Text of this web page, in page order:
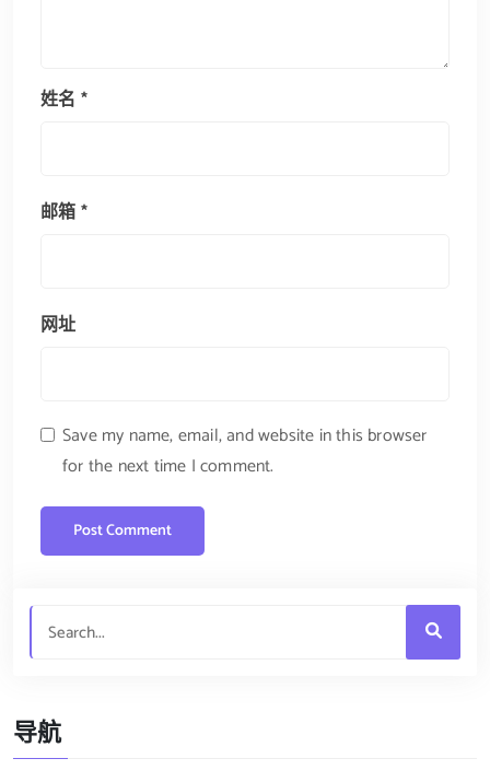
姓名 *
邮箱*
网址
Save my name, email, and website in this browser
for the next time I comment.
导航